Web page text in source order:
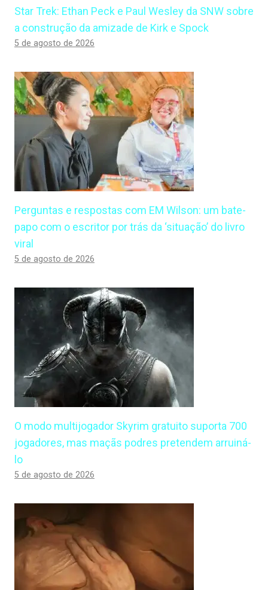
Star Trek: Ethan Peck e Paul Wesley da SNW sobre
a construção da amizade de Kirk e Spock
5 de agosto de 2026
Perguntas e respostas com EM Wilson: um bate-
papo com o escritor por trás da ‘situação’ do livro
viral
5 de agosto de 2026
O modo multijogador Skyrim gratuito suporta 700
jogadores, mas maçãs podres pretendem arruiná-
lo
5 de agosto de 2026